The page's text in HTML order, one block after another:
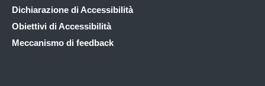
Dichiarazione di Accessibilità
Obiettivi di Accessibilità
Meccanismo di feedback